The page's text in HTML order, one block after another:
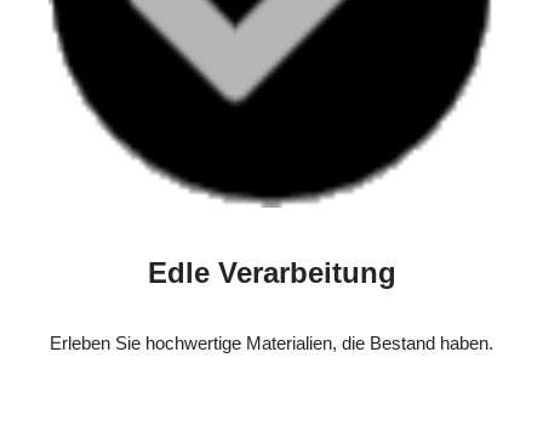
Edle Verarbeitung
Erleben Sie hochwertige Materialien, die Bestand haben.